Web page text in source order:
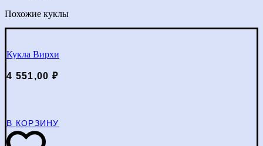
Похожие куклы
Кукла Вирхи
4 551,00 ₽
В КОРЗИНУ